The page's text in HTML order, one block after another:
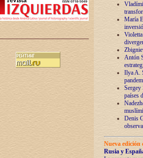
María
Antón
Ilya A.
Sergey
países
Denis
Nueva
Rusia y